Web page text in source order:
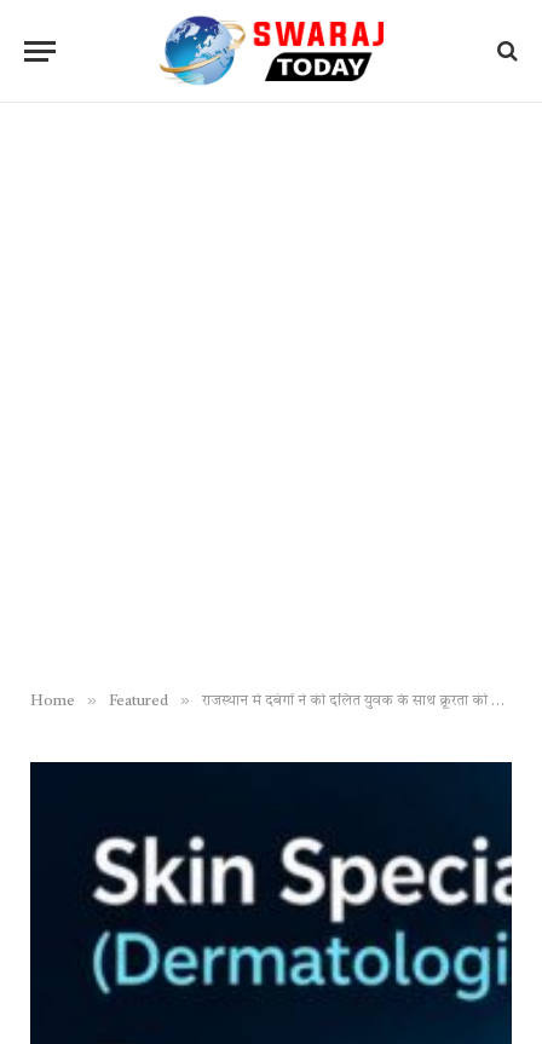
Home » Featured » राजस्थान में दबंगों ने की दलित युवक के साथ क्रूरता की सारी हदें पार, कुकर्म के बाद प्राइवेट पार्ट पर बरसाए डंडे, फिर उस पर पेशाब कर बनाया वीडियो, कांग्रेस ने BJP सरकार पर बोला हमला